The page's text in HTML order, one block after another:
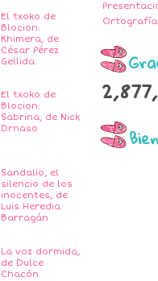
El txoko de
Blocion:
Khimera, de
César Pérez
Gellida
El txoko de
Blocion:
Sabrina, de Nick
Drnaso
Sandalio, el
silencio de los
inocentes, de
Luis Heredia
Barragán
La voz dormida,
de Dulce
Chacón
Ortografía